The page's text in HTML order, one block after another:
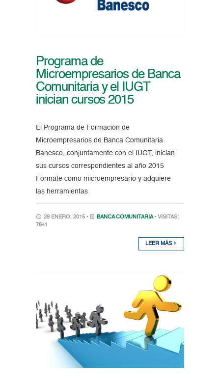
Programa de
Microempresarios de Banca
Comunitaria y el IUGT
inician cursos 2015
El Programa de Formación de
Microempresarios de Banca Comunitaria
Banesco, conjuntamente con el IUGT, inician
sus cursos correspondientes al año 2015
Fórmate como microempresario y adquiere
las herramientas
29 ENERO, 2015 • BANCA COMUNITARIA • VISITAS:
7641
LEER MÁS